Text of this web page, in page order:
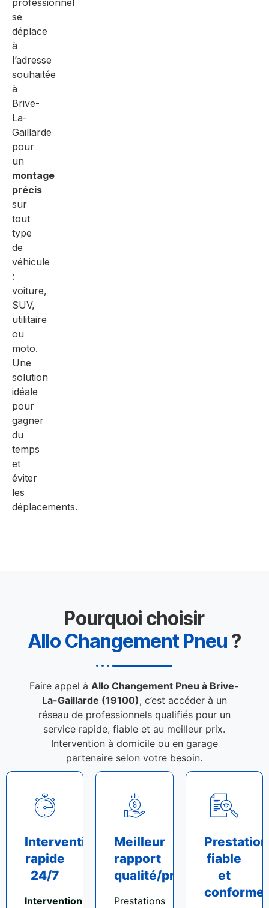
professionnel
se
déplace
à
l’adresse
souhaitée
à
Brive-
La-
Gaillarde
pour
un
montage
précis
sur
tout
type
de
véhicule
:
voiture,
SUV,
utilitaire
ou
moto.
Une
solution
idéale
pour
gagner
du
temps
et
éviter
les
déplacements.
Pourquoi choisir
Allo Changement Pneu ?
Faire appel àAllo Changement Pneu à Brive-
La-Gaillarde (19100), c’est accéder à un
réseau de professionnels qualifiés pour un
service rapide, fiable et au meilleur prix.
Intervention à domicile ou en garage
partenaire selon votre besoin.
Intervention
rapide
24/7
Intervention
Meilleur
rapport
qualité/prix
Prestations
Prestation
fiable
et
conforme